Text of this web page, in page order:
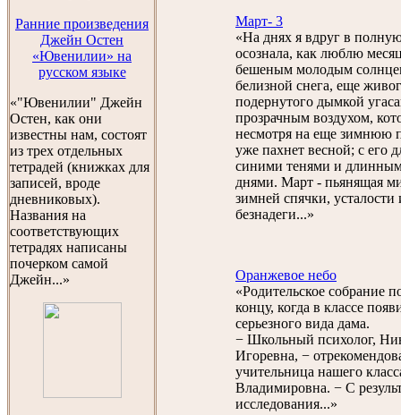
Ранние произведения
Джейн Остен
«Ювенилии» на
русском языке
«"Ювенилии" Джейн
Остен, как они
известны нам, состоят
из трех отдельных
тетрадей (книжках для
записей, вроде
дневниковых).
Названия на
соответствующих
тетрадях написаны
почерком самой
Джейн...»
Март- 3
«На днях я вдруг в
осознала, как люблю
бешеным молодым
белизной снега, еще
подернутого дымкой
прозрачным воздухом,
несмотря на еще зимнюю
уже пахнет весной; с его
синими тенями и
днями. Март - пьянящая
зимней спячки, усталости
безнадеги...»
Оранжевое небо
«Родительское собрание
концу, когда в классе
серьезного вида дама.
− Школьный психолог,
Игоревна, −
учительница нашего
Владимировна. − С
исследования...»